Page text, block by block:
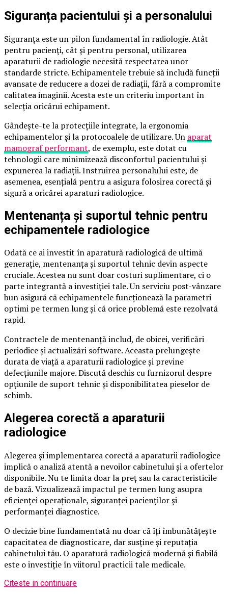
Siguranța pacientului și a personalului
Siguranța este un pilon fundamental în radiologie. Atât
pentru pacienți, cât și pentru personal, utilizarea
aparaturii de radiologie necesită respectarea unor
standarde stricte. Echipamentele trebuie să includă funcții
avansate de reducere a dozei de radiații, fără a compromite
calitatea imaginii. Acesta este un criteriu important în
selecția oricărui echipament.
Gândește-te la protecțiile integrate, la ergonomia
echipamentelor și la protocoalele de utilizare. Un aparat
mamograf performant, de exemplu, este dotat cu
tehnologii care minimizează disconfortul pacientului și
expunerea la radiații. Instruirea personalului este, de
asemenea, esențială pentru a asigura folosirea corectă și
sigură a oricărei aparaturi radiologice.
Mentenanța și suportul tehnic pentru
echipamentele radiologice
Odată ce ai investit în aparatură radiologică de ultimă
generație, mentenanța și suportul tehnic devin aspecte
cruciale. Acestea nu sunt doar costuri suplimentare, ci o
parte integrantă a investiției tale. Un serviciu post-vânzare
bun asigură că echipamentele funcționează la parametri
optimi pe termen lung și că orice problemă este rezolvată
rapid.
Contractele de mentenanță includ, de obicei, verificări
periodice și actualizări software. Aceasta prelungește
durata de viață a aparaturii radiologice și previne
defecțiunile majore. Discută deschis cu furnizorul despre
opțiunile de suport tehnic și disponibilitatea pieselor de
schimb.
Alegerea corectă a aparaturii
radiologice
Alegerea și implementarea corectă a aparaturii radiologice
implică o analiză atentă a nevoilor cabinetului și a ofertelor
disponibile. Nu te limita doar la preț sau la caracteristicile
de bază. Vizualizează impactul pe termen lung asupra
eficienței operaționale, siguranței pacienților și
performanței diagnostice.
O decizie bine fundamentată nu doar că îți îmbunătățește
capacitatea de diagnosticare, dar susține și reputația
cabinetului tău. O aparatură radiologică modernă și fiabilă
este o investiție în viitorul practicii tale medicale.
Citeste in continuare